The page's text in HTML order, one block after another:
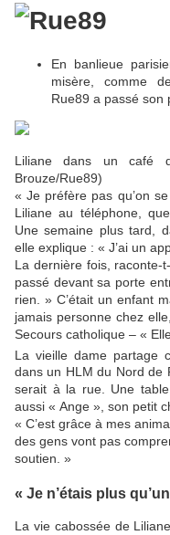
En banlieue
misère, comme
Rue89 a passé son
Liliane dans un café
Brouze/Rue89)
« Je préfère pas qu’on
Liliane au téléphone,
Une semaine plus tard,
elle explique : « J’ai un
La dernière fois, raconte-
passé devant sa porte
rien. » C’était un enfant
jamais personne chez
Secours catholique – «
La vieille dame partage
dans un HLM du Nord de
serait à la rue. Une
aussi « Ange », son petit
« C’est grâce à mes
des gens vont pas
soutien. »
« Je n’étais plus
La vie cabossée de